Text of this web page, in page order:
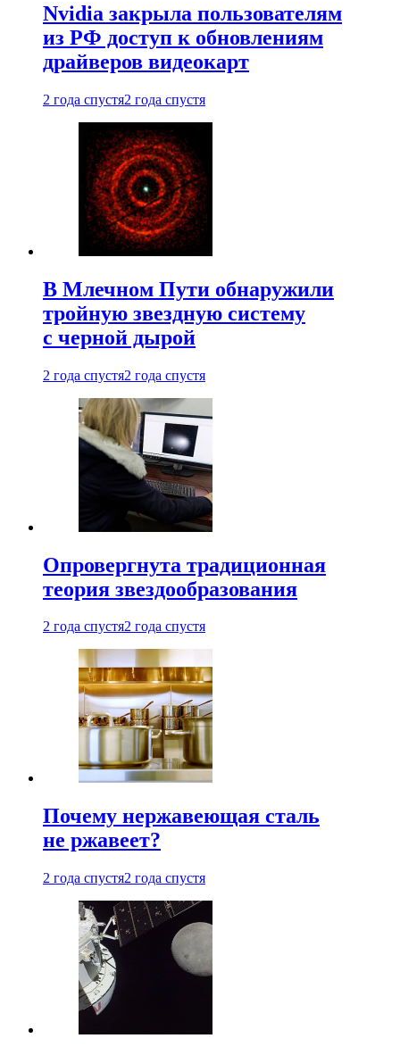
Nvidia закрыла пользователям
из РФ доступ к обновлениям
драйверов видеокарт
2 года спустя2 года спустя
В Млечном Пути обнаружили
тройную звездную систему
с черной дырой
2 года спустя2 года спустя
Опровергнута традиционная
теория звездообразования
2 года спустя2 года спустя
Почему нержавеющая сталь
не ржавеет?
2 года спустя2 года спустя